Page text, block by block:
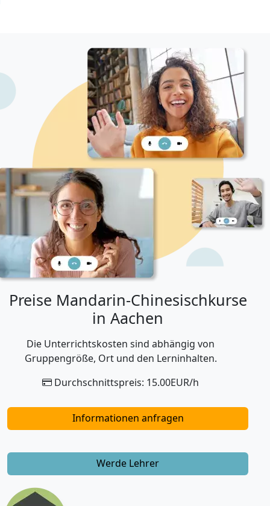
Preise Mandarin-Chinesischkurse
in Aachen
Die Unterrichtskosten sind abhängig von
Gruppengröße, Ort und den Lerninhalten.
Durchschnittspreis: 15.00EUR/h
Informationen anfragen
Werde Lehrer